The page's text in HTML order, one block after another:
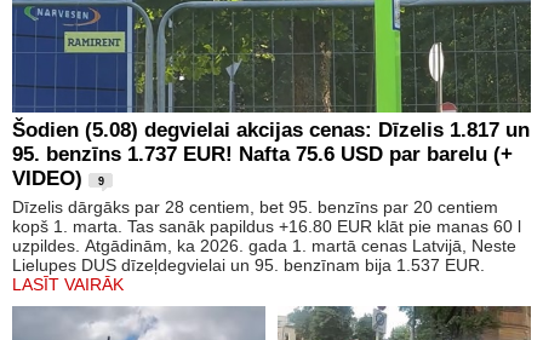
Šodien (5.08) degvielai akcijas cenas: Dīzelis 1.817 un
95. benzīns 1.737 EUR! Nafta 75.6 USD par barelu (+
VIDEO)
9
Dīzelis dārgāks par 28 centiem, bet 95. benzīns par 20 centiem
kopš 1. marta. Tas sanāk papildus +16.80 EUR klāt pie manas 60 l
uzpildes. Atgādinām, ka 2026. gada 1. martā cenas Latvijā, Neste
Lielupes DUS dīzeļdegvielai un 95. benzīnam bija 1.537 EUR.
LASĪT VAIRĀK